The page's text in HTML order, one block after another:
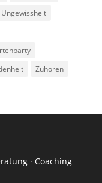
Ungewissheit
Zuhören
· Coaching